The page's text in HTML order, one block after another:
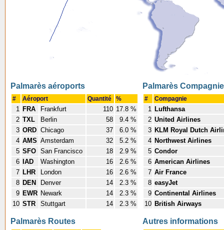
Palmarès aéroports
# Aéroport Quantité %
1 FRA Frankfurt 110 17.8 %
2 TXL Berlin 58
9.4 %
3 ORD Chicago 37
6.0 %
4 AMS Amsterdam 32
5.2 %
5 SFO San Francisco 18
2.9 %
6
IAD Washington 16
2.6 %
7 LHR London 16
2.6 %
8 DEN Denver 14
2.3 %
9 EWR Newark 14
2.3 %
10 STR Stuttgart 14 2.3 %
Palmarès
# Compagnie
1 Lufthansa
2 United Airlines
3 KLM Royal Dutch
4 Northwest Airlines
5 Condor
6 American Airlines
7 Air France
8 easyJet
9 Continental Airlines
10 British Airways
Palmarès Routes Autres informations